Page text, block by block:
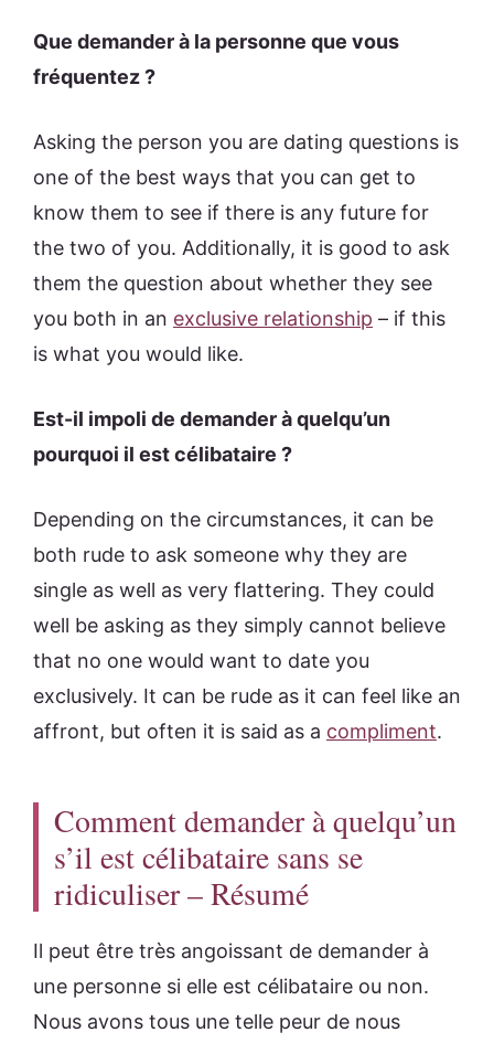
Que demander à la personne que vous
fréquentez ?
Asking the person you are dating questions is
one of the best ways that you can get to
know them to see if there is any future for
the two of you. Additionally, it is good to ask
them the question about whether they see
you both in an exclusive relationship – if this
is what you would like.
Est-il impoli de demander à quelqu’un
pourquoi il est célibataire ?
Depending on the circumstances, it can be
both rude to ask someone why they are
single as well as very flattering. They could
well be asking as they simply cannot believe
that no one would want to date you
exclusively. It can be rude as it can feel like an
affront, but often it is said as a compliment.
Comment demander à quelqu’un
s’il est célibataire sans se
ridiculiser – Résumé
Il peut être très angoissant de demander à
une personne si elle est célibataire ou non.
Nous avons tous une telle peur de nous